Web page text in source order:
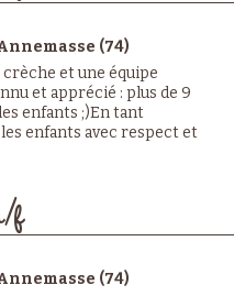
(74)
et une équipe
et apprécié : plus de 9
enfants ;)En tant
enfants avec respect et
f
(74)